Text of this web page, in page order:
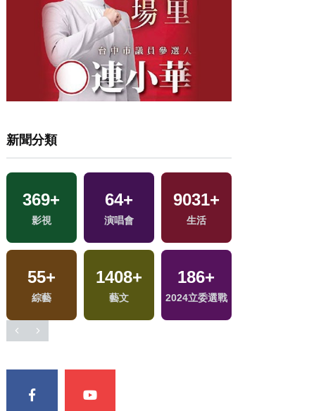
新聞分類
369+
影視
64+
演唱會
9031+
生活
55+
綜藝
1408+
藝文
186+
2024立委選戰